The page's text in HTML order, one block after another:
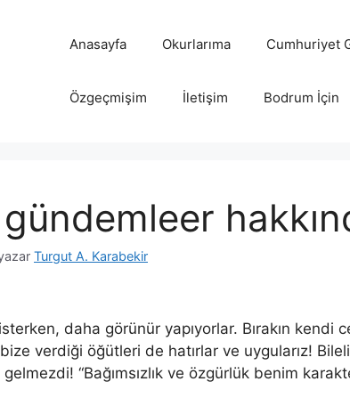
Anasayfa Okurlarıma Cumhuriyet
Özgeçmişim İletişim Bodrum İçin
Turgut A. Karabekir
daha görünür yapıyorlar. Bırakın kendi
verdiği öğütleri de hatırlar ve uygularız!
gelmezdi! “Bağımsızlık ve özgürlük benim